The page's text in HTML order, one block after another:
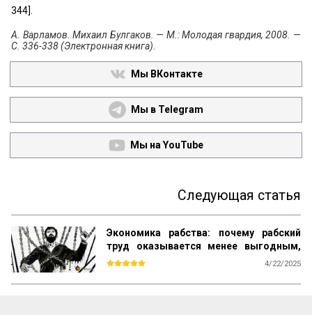
344].
А. Варламов. Михаил Булгаков. — М.: Молодая гвардия, 2008. —
С. 336-338 (Электронная книга).
Мы ВКонтакте
Мы в Telegram
Мы на YouTube
Следующая статья
Экономика рабства: почему рабский
труд оказывается менее выгодным,
чем свободный
4/22/2025